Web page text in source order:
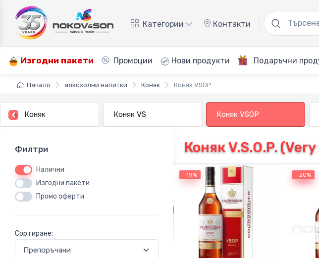
Категории Контакти
Изгодни пакети Промоции Нови продукти Подаръчни
Начало алкохолни напитки Коняк Коняк VSOP
Коняк Коняк VS Коняк VSOP
Филтри
Налични
Изгодни пакети
Промо оферти
Сортиране:
Коняк V.S.O.P.
-19% -20%
-20%